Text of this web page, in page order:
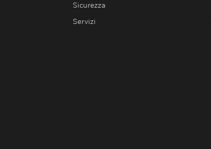
Sicurezza
Servizi